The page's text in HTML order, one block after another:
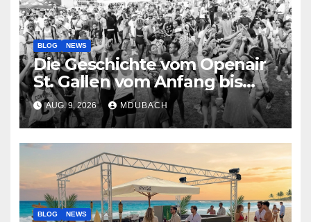
BLOG NEWS
Die Geschichte vom Openair
St. Gallen vom Anfang bis
jetzt
AUG. 9, 2026 MDUBACH
BLOG NEWS